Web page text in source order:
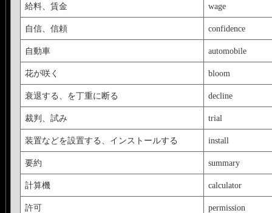
給料、賃金 wage
自信、信頼 confidence
自動車 automobile
花が咲く bloom
衰退する、を丁重に断る decline
裁判、試み trial
装置などを設置する、インストールする install
要約 summary
計算機 calculator
許可 permission